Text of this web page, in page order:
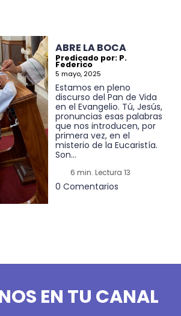
ABRE LA BOCA
Predicado por: P.
Federico
5 mayo, 2025
Estamos en pleno
discurso del Pan de Vida
en el Evangelio. Tú, Jesús,
pronuncias esas palabras
que nos introducen, por
primera vez, en el
misterio de la Eucaristía.
Son...
6 min. Lectura 13
0 Comentarios
EN TU CANAL